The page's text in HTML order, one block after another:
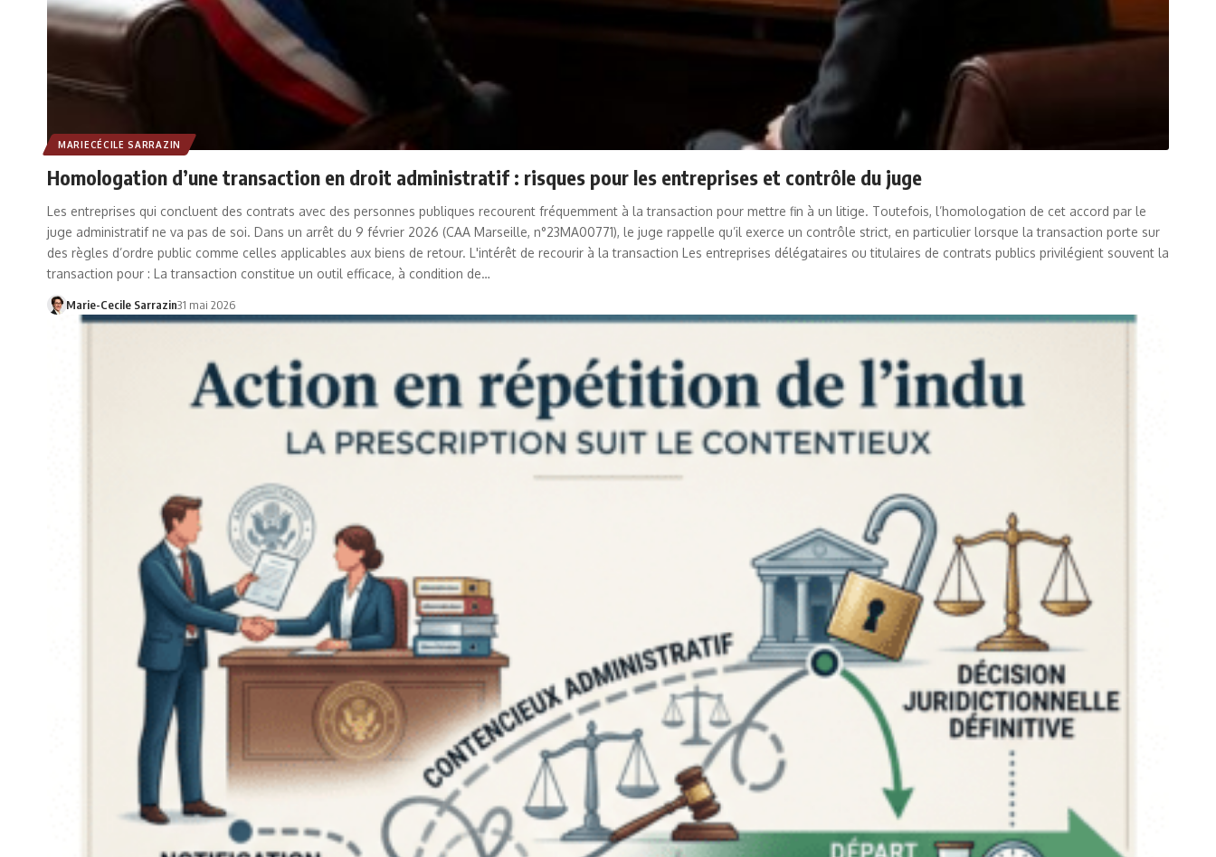
MARIECÉCILE SARRAZIN
Homologation d’une transaction en droit administratif : risques pour les entreprises et contrôle du juge
Les entreprises qui concluent des contrats avec des personnes publiques recourent fréquemment à la transaction pour mettre fin à un litige. Toutefois, l’homologation de cet accord par le
juge administratif ne va pas de soi. Dans un arrêt du 9 février 2026 (CAA Marseille, n°23MA00771), le juge rappelle qu’il exerce un contrôle strict, en particulier lorsque la transaction porte sur
des règles d’ordre public comme celles applicables aux biens de retour. L'intérêt de recourir à la transaction Les entreprises délégataires ou titulaires de contrats publics privilégient souvent la
transaction pour : La transaction constitue un outil efficace, à condition de…
Marie-Cecile Sarrazin31 mai 2026